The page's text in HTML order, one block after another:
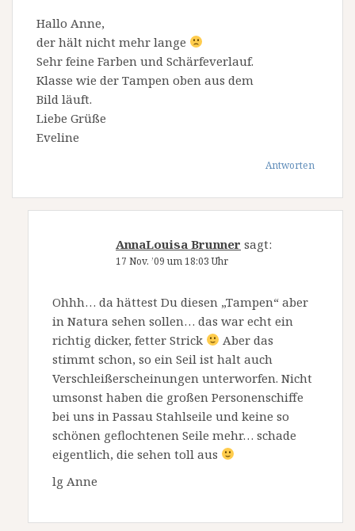
Hallo Anne,
der hält nicht mehr lange
Sehr feine Farben und Schärfeverlauf.
Klasse wie der Tampen oben aus dem
Bild läuft.
Liebe Grüße
Eveline
Antworten
AnnaLouisa Brunner sagt:
17 Nov. ’09 um 18:03 Uhr
Ohhh… da hättest Du diesen „Tampen“ aber
in Natura sehen sollen… das war echt ein
richtig dicker, fetter Strick
Aber das
stimmt schon, so ein Seil ist halt auch
Verschleißerscheinungen unterworfen. Nicht
umsonst haben die großen Personenschiffe
bei uns in Passau Stahlseile und keine so
schönen geflochtenen Seile mehr… schade
eigentlich, die sehen toll aus
lg Anne